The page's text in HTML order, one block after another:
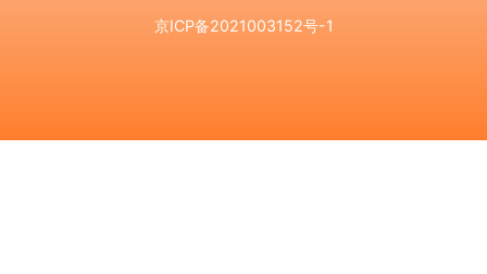
京ICP备2021003152号-1